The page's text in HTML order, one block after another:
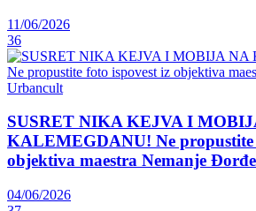
11/06/2026
36
Urbancult
SUSRET NIKA KEJVA I
KALEMEGDANU! Ne propustite
objektiva maestra Nemanje
04/06/2026